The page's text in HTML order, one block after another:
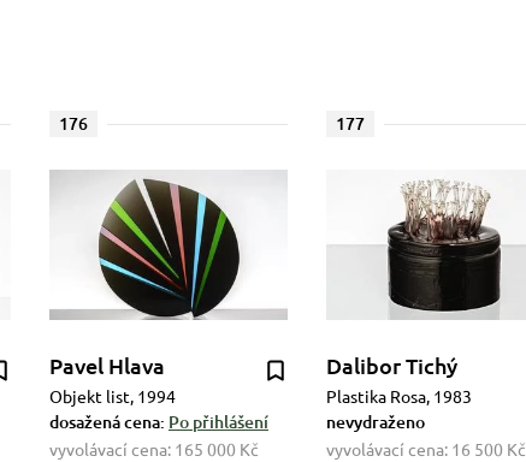
176
Pavel Hlava
Objekt list, 1994
dosažená cena: Po přihlášení
vyvolávací cena: 165 000 Kč
177
Dalibor Tichý
Plastika Rosa, 1983
nevydraženo
vyvolávací cena: 16 500 Kč